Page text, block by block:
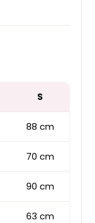
S
88 cm
70 cm
90 cm
63 cm